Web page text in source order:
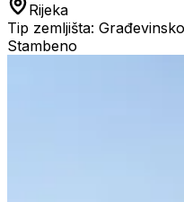
Rijeka
Tip zemljišta: Građevinsko
Stambeno